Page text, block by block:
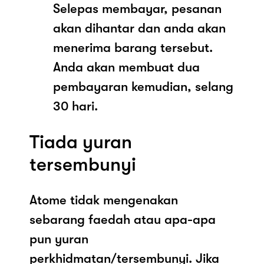
Selepas membayar, pesanan
akan dihantar dan anda akan
menerima barang tersebut.
Anda akan membuat dua
pembayaran kemudian, selang
30 hari.
Tiada yuran
tersembunyi
Atome tidak mengenakan
sebarang faedah atau apa-apa
pun yuran
perkhidmatan/tersembunyi. Jika